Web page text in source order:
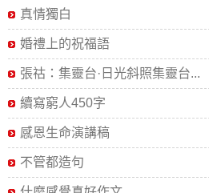
真情獨白
婚禮上的祝福語
張祜：集靈台·日光斜照集靈台...
續寫窮人450字
感恩生命演講稿
不管都造句